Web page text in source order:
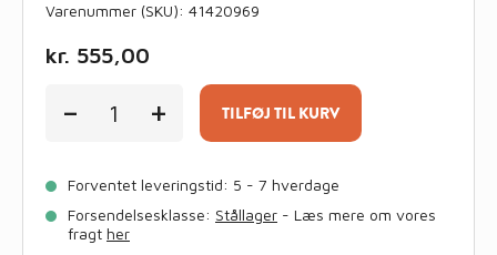
Varenummer (SKU): 41420969
kr. 555,00
-
stødzonenet
antal
+ TILFØJ TIL KURV
Forventet leveringstid: 5 - 7 hverdage
Forsendelsesklasse: Stållager - Læs mere om vores
fragt her